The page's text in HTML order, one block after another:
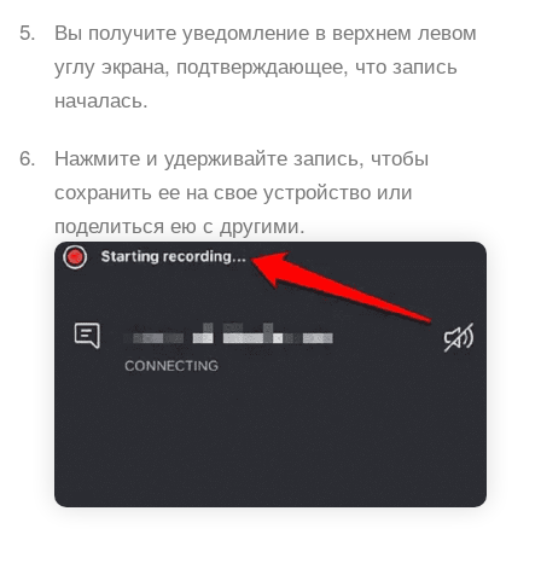
Вы получите уведомление в верхнем левом
углу экрана, подтверждающее, что запись
началась.
Нажмите и удерживайте запись, чтобы
сохранить ее на свое устройство или
поделиться ею с другими.